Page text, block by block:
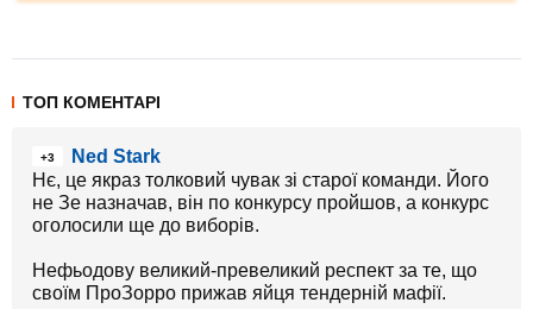
ТОП КОМЕНТАРІ
+3
Ned Stark
Нє, це якраз толковий чувак зі старої команди. Його
не Зе назначав, він по конкурсу пройшов, а конкурс
оголосили ще до виборів.
Нефьодову великий-превеликий респект за те, що
своїм ПроЗорро прижав яйця тендерній мафії.